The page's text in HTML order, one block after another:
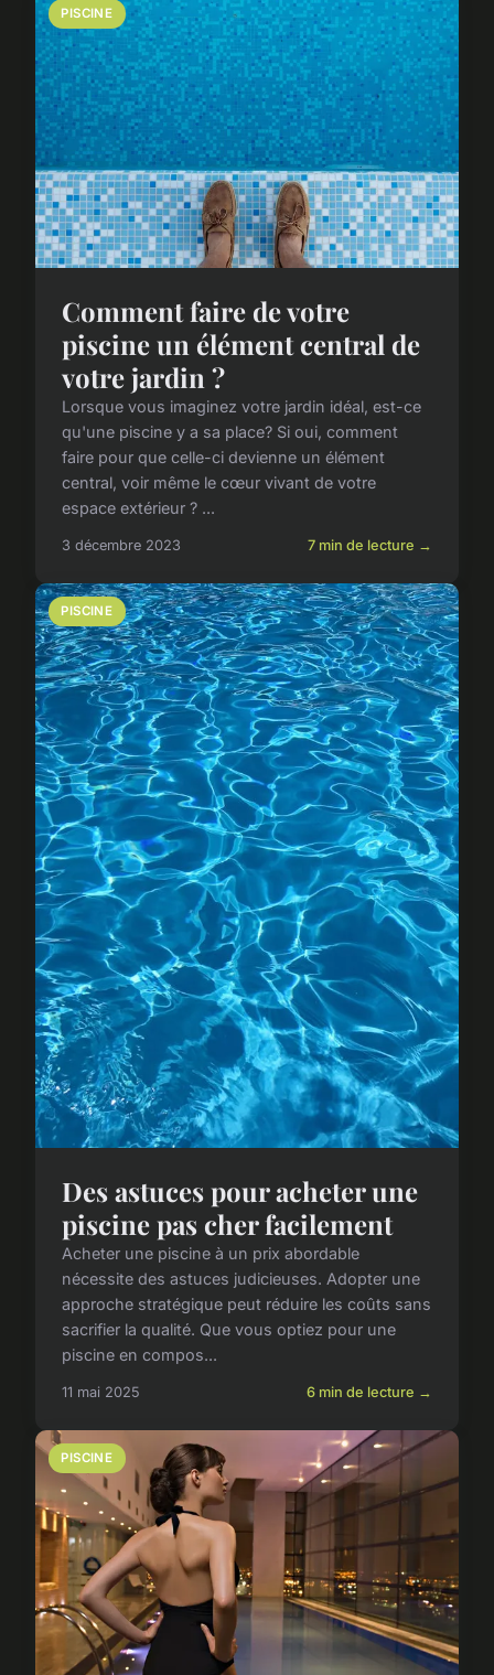
PISCINE
Comment faire de votre
piscine un élément central de
votre jardin ?
Lorsque vous imaginez votre jardin idéal, est-ce
qu'une piscine y a sa place? Si oui, comment
faire pour que celle-ci devienne un élément
central, voir même le cœur vivant de votre
espace extérieur ? ...
3 décembre 2023 7 min de lecture →
PISCINE
Des astuces pour acheter une
piscine pas cher facilement
Acheter une piscine à un prix abordable
nécessite des astuces judicieuses. Adopter une
approche stratégique peut réduire les coûts sans
sacrifier la qualité. Que vous optiez pour une
piscine en compos...
11 mai 2025 6 min de lecture →
PISCINE